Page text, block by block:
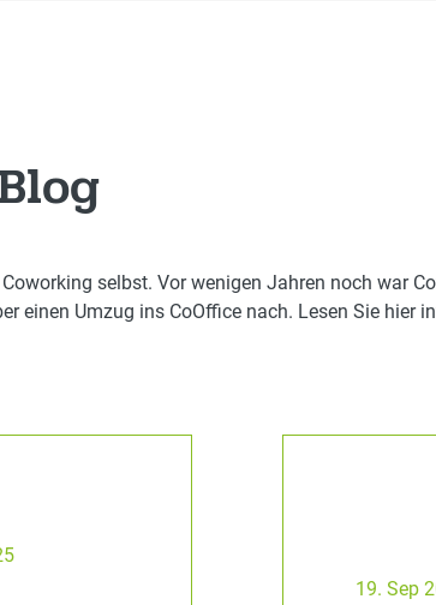
selbst. Vor wenigen Jahren noch war
einen Umzug ins CoOffice nach. Lesen Sie hier
19. Sep